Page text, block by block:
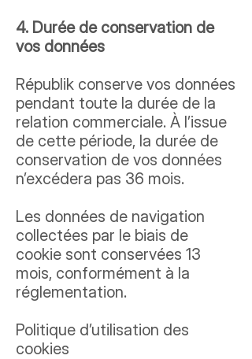
4. Durée de conservation de
vos données
Républik conserve vos données
pendant toute la durée de la
relation commerciale. À l’issue
de cette période, la durée de
conservation de vos données
n’excédera pas 36 mois.
Les données de navigation
collectées par le biais de
cookie sont conservées 13
mois, conformément à la
réglementation.
Politique d’utilisation des
cookies